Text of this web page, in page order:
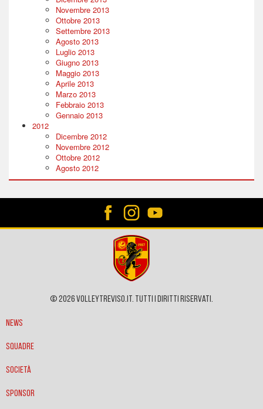
Novembre 2013
Ottobre 2013
Settembre 2013
Agosto 2013
Luglio 2013
Giugno 2013
Maggio 2013
Aprile 2013
Marzo 2013
Febbraio 2013
Gennaio 2013
2012
Dicembre 2012
Novembre 2012
Ottobre 2012
Agosto 2012
© 2026 VOLLEYTREVISO.IT. Tutti i diritti riservati.
News
Squadre
Società
Sponsor